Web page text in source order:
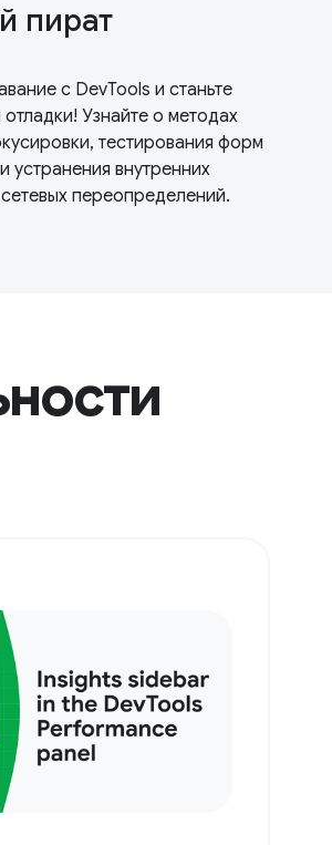
пират
с DevTools и станьте
Узнайте о методах
тестирования форм
устранения внутренних
переопределений.